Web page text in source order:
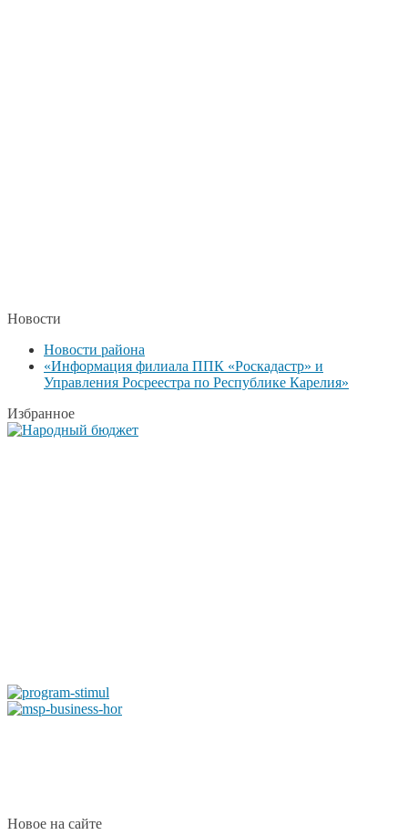
Новости
Новости района
«Информация филиала ППК «Роскадастр» и
Управления Росреестра по Республике Карелия»
Избранное
Новое на сайте